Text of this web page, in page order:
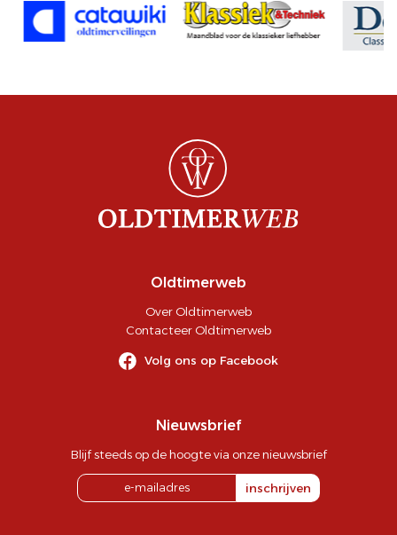
Oldtimerweb
Over Oldtimerweb
Contacteer Oldtimerweb
Volg ons op Facebook
Nieuwsbrief
Blijf steeds op de hoogte via onze nieuwsbrief
inschrijven